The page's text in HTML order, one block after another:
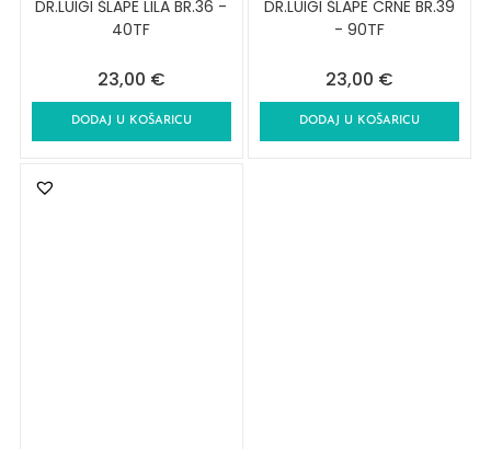
DR.LUIGI ŠLAPE LILA BR.36 -
40TF
23,00 €
DODAJ U KOŠARICU
DR.LUIGI ŠLAPE CRNE BR.39
- 90TF
23,00 €
DODAJ U KOŠARICU